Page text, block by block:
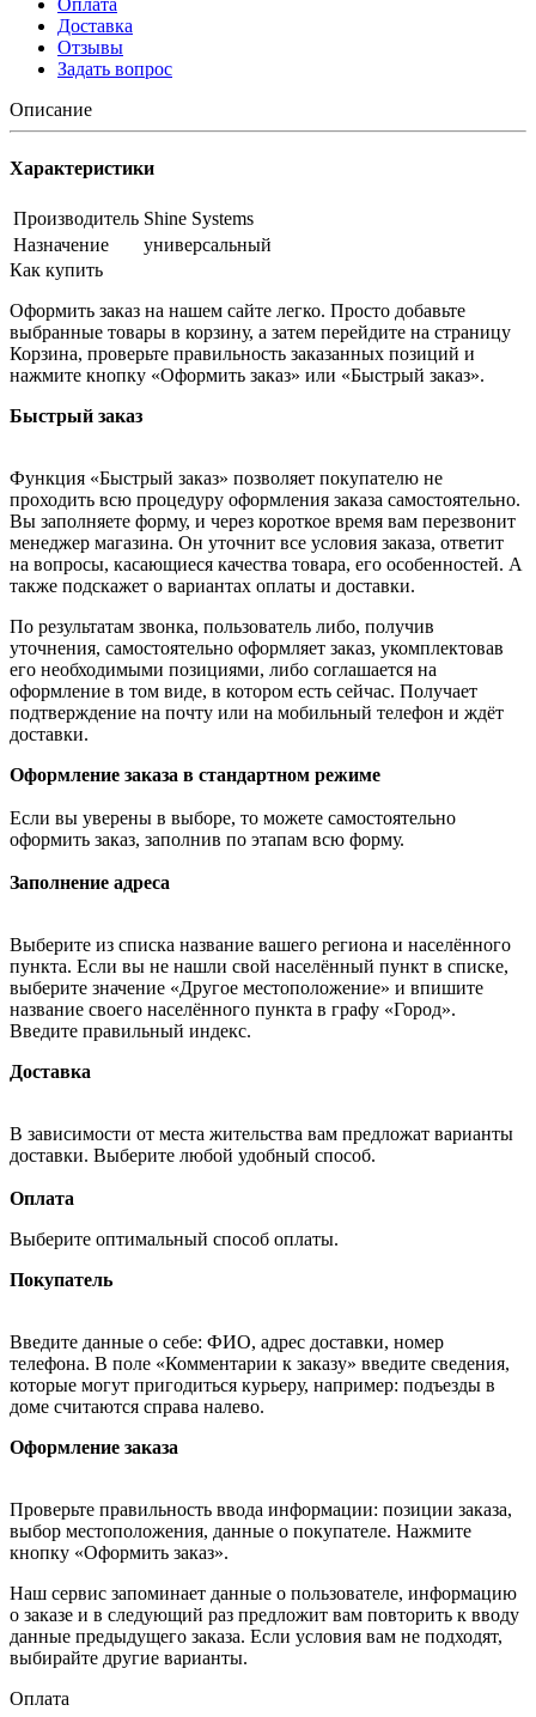
Доставка
Отзывы
Задать вопрос
Описание
Характеристики
Производитель Shine Systems
Назначение
универсальный
Как купить
Оформить заказ на нашем сайте легко. Просто добавьте
выбранные товары в корзину, а затем перейдите на страницу
Корзина, проверьте правильность заказанных позиций и
нажмите кнопку «Оформить заказ» или «Быстрый заказ».
Быстрый заказ
Функция «Быстрый заказ» позволяет покупателю не
проходить всю процедуру оформления заказа самостоятельно.
Вы заполняете форму, и через короткое время вам перезвонит
менеджер магазина. Он уточнит все условия заказа, ответит
на вопросы, касающиеся качества товара, его особенностей. А
также подскажет о вариантах оплаты и доставки.
По результатам звонка, пользователь либо, получив
уточнения, самостоятельно оформляет заказ, укомплектовав
его необходимыми позициями, либо соглашается на
оформление в том виде, в котором есть сейчас. Получает
подтверждение на почту или на мобильный телефон и ждёт
доставки.
Оформление заказа в стандартном режиме
Если вы уверены в выборе, то можете самостоятельно
оформить заказ, заполнив по этапам всю форму.
Заполнение адреса
Выберите из списка название вашего региона и населённого
пункта. Если вы не нашли свой населённый пункт в списке,
выберите значение «Другое местоположение» и впишите
название своего населённого пункта в графу «Город».
Введите правильный индекс.
Доставка
В зависимости от места жительства вам предложат варианты
доставки. Выберите любой удобный способ.
Оплата
Выберите оптимальный способ оплаты.
Покупатель
Введите данные о себе: ФИО, адрес доставки, номер
телефона. В поле «Комментарии к заказу» введите сведения,
которые могут пригодиться курьеру, например: подъезды в
доме считаются справа налево.
Оформление заказа
Проверьте правильность ввода информации: позиции заказа,
выбор местоположения, данные о покупателе. Нажмите
кнопку «Оформить заказ».
Наш сервис запоминает данные о пользователе, информацию
о заказе и в следующий раз предложит вам повторить к вводу
данные предыдущего заказа. Если условия вам не подходят,
выбирайте другие варианты.
Оплата